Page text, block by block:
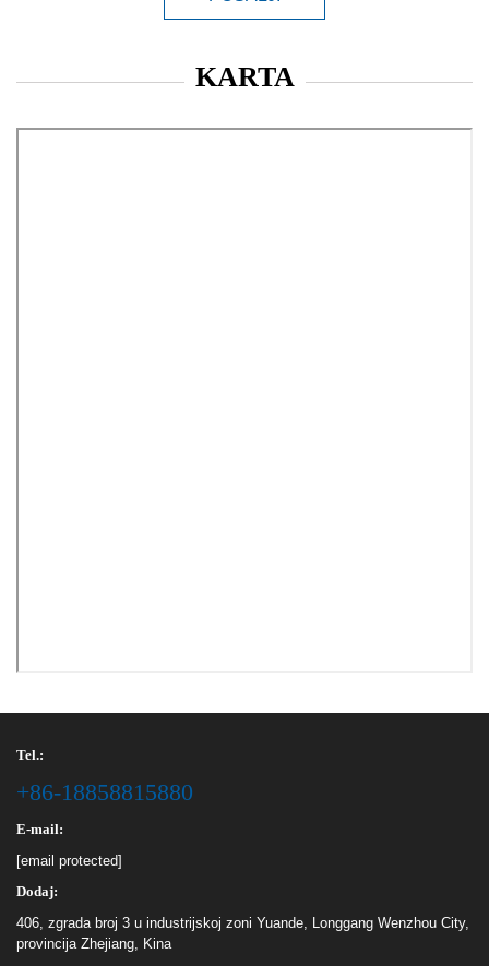
KARTA
Tel.:
+86-18858815880
E-mail:
[email protected]
Dodaj:
406, zgrada broj 3 u industrijskoj zoni Yuande, Longgang Wenzhou City,
provincija Zhejiang, Kina